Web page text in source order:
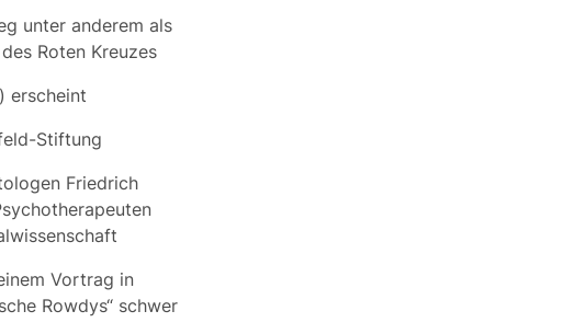
unter anderem als
Roten Kreuzes
erscheint
Stiftung
Friedrich
Vortrag in
Rowdys“ schwer